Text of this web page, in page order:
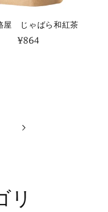
屋 じゃばら和紅茶
通
¥864
リ